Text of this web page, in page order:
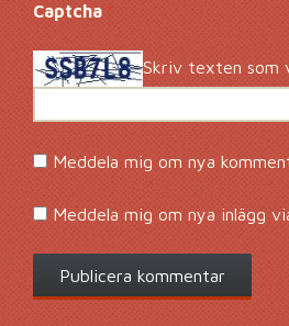
Captcha*
Skriv texten som
Meddela mig om nya
Meddela mig om nya inlägg